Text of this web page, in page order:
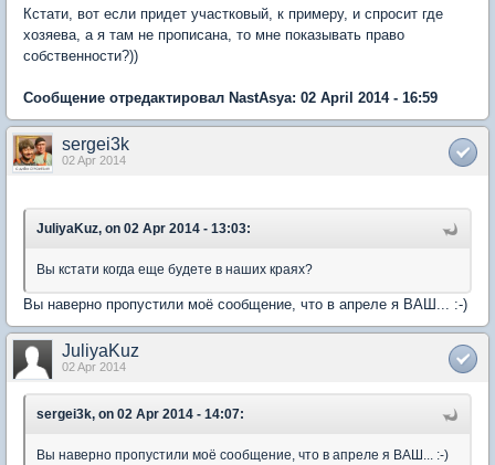
Кстати, вот если придет участковый, к примеру, и спросит где
хозяева, а я там не прописана, то мне показывать право
собственности?))
Сообщение отредактировал NastAsya: 02 April 2014 - 16:59
sergei3k
02 Apr 2014
JuliyaKuz, on 02 Apr 2014 - 13:03:
Вы кстати когда еще будете в наших краях?
Вы наверно пропустили моё сообщение, что в апреле я ВАШ... :-)
JuliyaKuz
02 Apr 2014
sergei3k, on 02 Apr 2014 - 14:07:
Вы наверно пропустили моё сообщение, что в апреле я ВАШ... :-)